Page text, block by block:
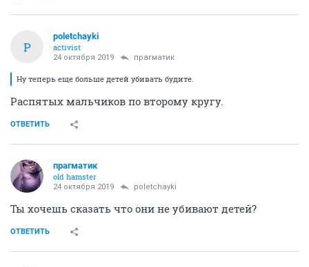
P
poletchayki
activist
24 октября 2019 прагматик
Ну теперь еще больше детей убивать будите.
Распятых мальчиков по второму кругу.
ОТВЕТИТЬ
прагматик
old hamster
24 октября 2019 poletchayki
Ты хочешь сказать что они не убивают детей?
ОТВЕТИТЬ